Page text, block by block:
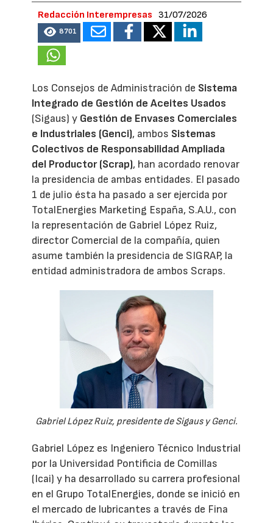
Redacción Interempresas 31/07/2026
8701
Los Consejos de Administración de Sistema
Integrado de Gestión de Aceites Usados
(Sigaus) y Gestión de Envases Comerciales
e Industriales (Genci), ambos Sistemas
Colectivos de Responsabilidad Ampliada
del Productor (Scrap), han acordado renovar
la presidencia de ambas entidades. El pasado
1 de julio ésta ha pasado a ser ejercida por
TotalEnergies Marketing España, S.A.U., con
la representación de Gabriel López Ruiz,
director Comercial de la compañía, quien
asume también la presidencia de SIGRAP, la
entidad administradora de ambos Scraps.
Gabriel López Ruiz, presidente de Sigaus y Genci.
Gabriel López es Ingeniero Técnico Industrial
por la Universidad Pontificia de Comillas
(Icai) y ha desarrollado su carrera profesional
en el Grupo TotalEnergies, donde se inició en
el mercado de lubricantes a través de Fina